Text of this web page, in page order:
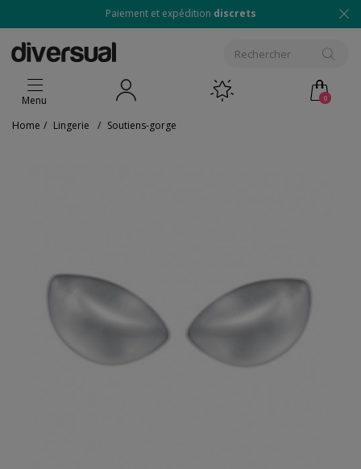
Paiement et expédition discrets
0
Menu
Home / Lingerie / Soutiens-gorge